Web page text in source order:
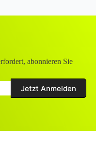
abonnieren Sie